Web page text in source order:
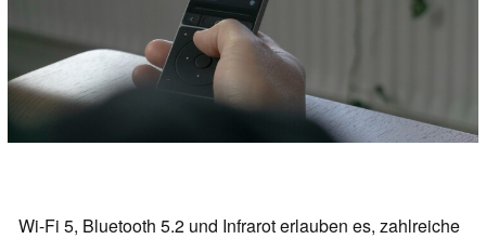
Wi-Fi 5, Bluetooth 5.2 und Infrarot erlauben es, zahlreiche